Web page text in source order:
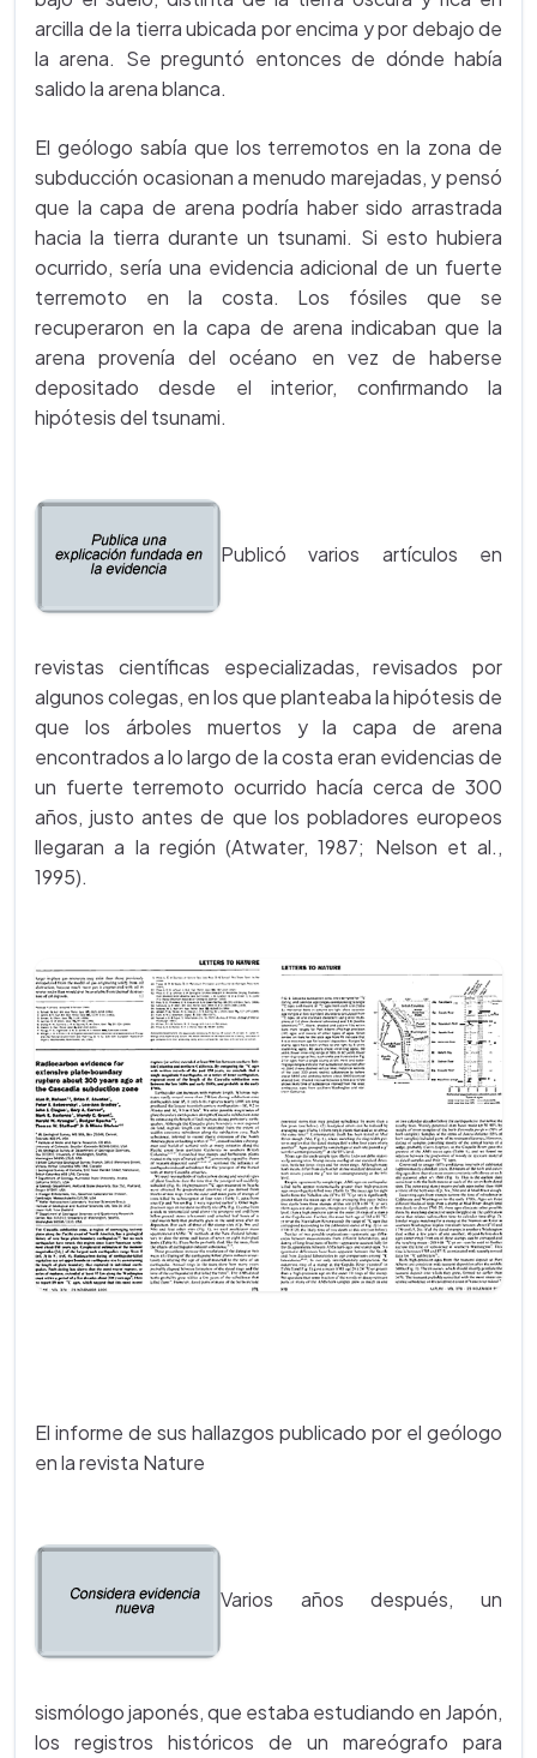
arcilla de la tierra ubicada por encima y por debajo de
la arena. Se preguntó entonces de dónde había
salido la arena blanca.
El geólogo sabía que los terremotos en la zona de
subducción ocasionan a menudo marejadas, y pensó
que la capa de arena podría haber sido arrastrada
hacia la tierra durante un tsunami. Si esto hubiera
ocurrido, sería una evidencia adicional de un fuerte
terremoto en la costa. Los fósiles que se
recuperaron en la capa de arena indicaban que la
arena provenía del océano en vez de haberse
depositado desde el interior, confirmando la
hipótesis del tsunami.
Publicó varios artículos en
revistas científicas especializadas, revisados por
algunos colegas, en los que planteaba la hipótesis de
que los árboles muertos y la capa de arena
encontrados a lo largo de la costa eran evidencias de
un fuerte terremoto ocurrido hacía cerca de 300
años, justo antes de que los pobladores europeos
llegaran a la región (Atwater, 1987; Nelson et al.,
1995).
El informe de sus hallazgos publicado por el geólogo
en la revista Nature
Varios años después, un
sismólogo japonés, que estaba estudiando en Japón,
los registros históricos de un mareógrafo para